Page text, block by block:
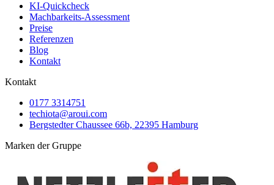
KI-Quickcheck
Machbarkeits-Assessment
Preise
Referenzen
Blog
Kontakt
Kontakt
0177 3314751
techiota@aroui.com
Bergstedter Chaussee 66b, 22395 Hamburg
Marken der Gruppe